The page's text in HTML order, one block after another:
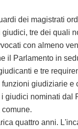
dei magistrati
tre dei quali
con almeno
il Parlamento in
e tre
giudiziarie
giudici nominati
quattro anni.